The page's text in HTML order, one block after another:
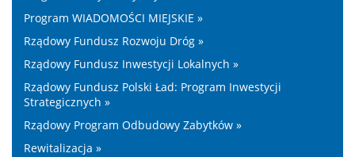
Program WIADOMOŚCI MIEJSKIE »
Rządowy Fundusz Rozwoju Dróg »
Rządowy Fundusz Inwestycji Lokalnych »
Rządowy Fundusz Polski Ład: Program Inwestycji
Strategicznych »
Rządowy Program Odbudowy Zabytków »
Rewitalizacja »